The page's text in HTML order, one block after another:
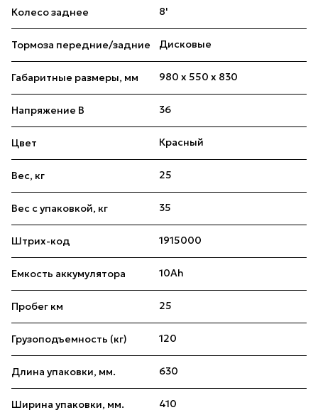
Колесо заднее 8'
Тормоза передние/задние Дисковые
Габаритные размеры, мм 980 x 550 x 830
Напряжение В 36
Цвет Красный
Вес, кг 25
Вес с упаковкой, кг 35
Штрих-код 1915000
Емкость аккумулятора 10Ah
Пробег км 25
Грузоподъемность (кг) 120
Длина упаковки, мм. 630
Ширина упаковки, мм. 410